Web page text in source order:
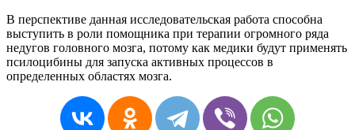
В перспективе данная исследовательская работа способна
выступить в роли помощника при терапии огромного ряда
недугов головного мозга, потому как медики будут применять
псилоцибины для запуска активных процессов в
определенных областях мозга.